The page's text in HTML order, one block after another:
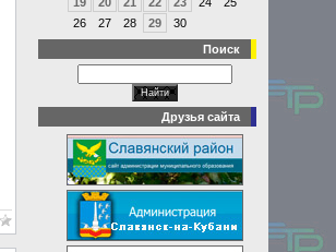
26
27 28 29
30
Поиск
Друзья сайта